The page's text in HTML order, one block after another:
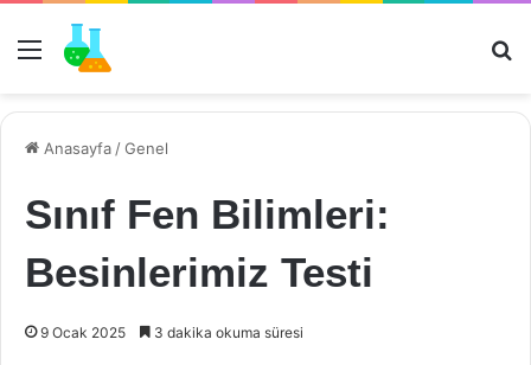
Menü
Anasayfa /Genel
Sınıf Fen Bilimleri:
Besinlerimiz Testi
9 Ocak 2025 3 dakika okuma süresi